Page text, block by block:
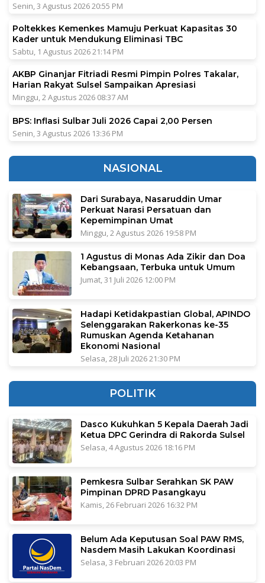
Senin, 3 Agustus 2026 20:55 PM
Poltekkes Kemenkes Mamuju Perkuat Kapasitas 30
Kader untuk Mendukung Eliminasi TBC
Sabtu, 1 Agustus 2026 21:14 PM
AKBP Ginanjar Fitriadi Resmi Pimpin Polres Takalar,
Harian Rakyat Sulsel Sampaikan Apresiasi
Minggu, 2 Agustus 2026 08:37 AM
BPS: Inflasi Sulbar Juli 2026 Capai 2,00 Persen
Senin, 3 Agustus 2026 13:36 PM
NASIONAL
Dari Surabaya, Nasaruddin Umar
Perkuat Narasi Persatuan dan
Kepemimpinan Umat
Minggu, 2 Agustus 2026 19:58 PM
1 Agustus di Monas Ada Zikir dan Doa
Kebangsaan, Terbuka untuk Umum
Jumat, 31 Juli 2026 12:00 PM
Hadapi Ketidakpastian Global, APINDO
Selenggarakan Rakerkonas ke-35
Rumuskan Agenda Ketahanan
Ekonomi Nasional
Selasa, 28 Juli 2026 21:30 PM
POLITIK
Dasco Kukuhkan 5 Kepala Daerah Jadi
Ketua DPC Gerindra di Rakorda Sulsel
Selasa, 4 Agustus 2026 18:16 PM
Pemkesra Sulbar Serahkan SK PAW
Pimpinan DPRD Pasangkayu
Kamis, 26 Februari 2026 16:32 PM
Belum Ada Keputusan Soal PAW RMS,
Nasdem Masih Lakukan Koordinasi
Selasa, 3 Februari 2026 20:03 PM